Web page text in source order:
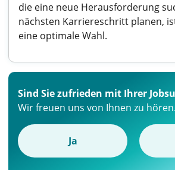
die eine neue Herausforderung
nächsten Karriereschritt planen,
eine optimale Wahl.
Sind Sie zufrieden mit Ihrer
Wir freuen uns von Ihnen zu hören.
Ja